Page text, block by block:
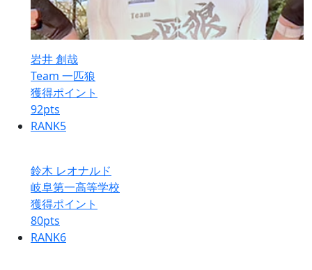
岩井 創哉
Team 一匹狼
獲得ポイント
92pts
RANK5
鈴木 レオナルド
岐阜第一高等学校
獲得ポイント
80pts
RANK6